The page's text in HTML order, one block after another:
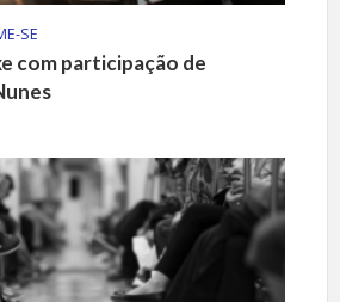
SE
com participação de